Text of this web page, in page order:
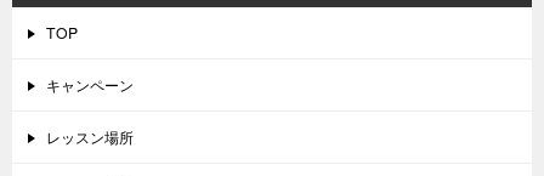
TOP
キャンペーン
レッスン場所